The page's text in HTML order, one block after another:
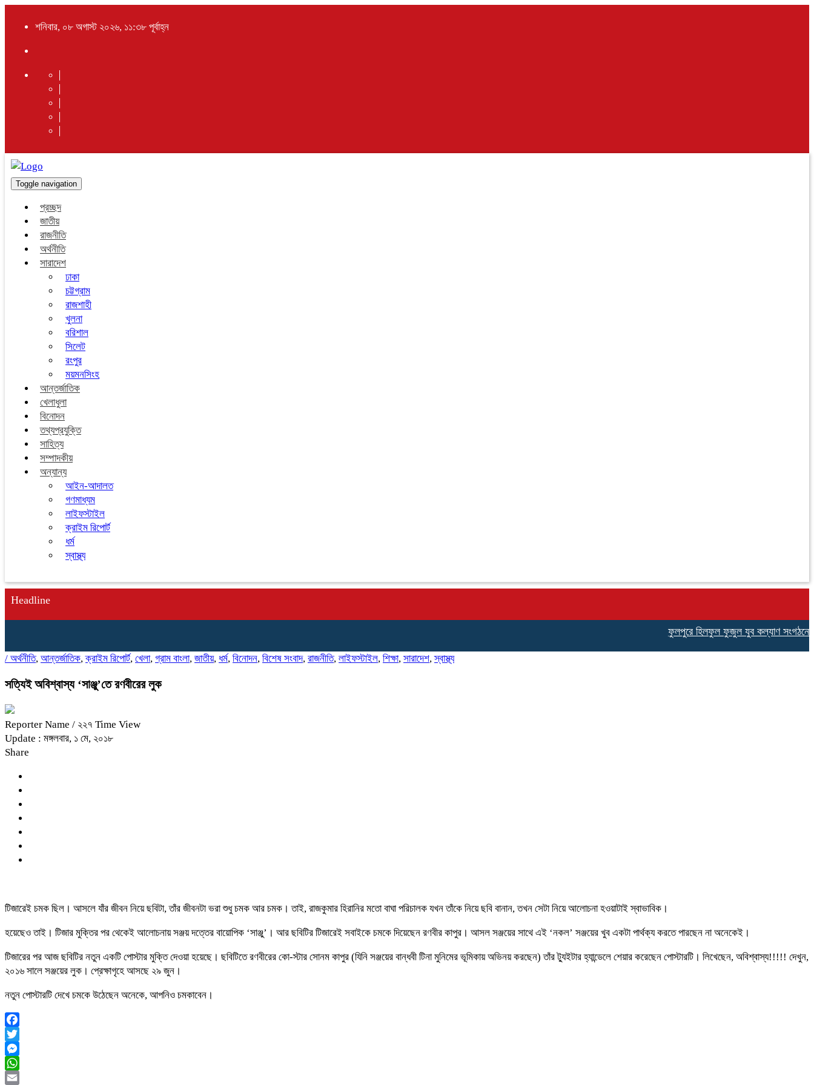
শনিবার, ০৮ অগাস্ট ২০২৬, ১১:৩৮ পূর্বাহ্ন
Toggle navigation
প্রচ্ছদ
জাতীয়
রাজনীতি
অর্থনীতি
সারাদেশ
ঢাকা
চট্টগ্রাম
রাজশাহী
খুলনা
বরিশাল
সিলেট
রংপুর
ময়মনসিংহ
আন্তর্জাতিক
খেলাধুলা
বিনোদন
তথ্যপ্রযুক্তি
সাহিত্য
সম্পাদকীয়
অন্যান্য
আইন-আদালত
গণমাধ্যম
লাইফস্টাইল
ক্রাইম রিপোর্ট
ধর্ম
স্বাস্থ্য
Headline
ফুলপুরে হিলফুল ফুজুল যুব কল্যাণ সংগঠনের
/ অর্থনীতি, আন্তর্জাতিক,ক্রাইম রিপোর্ট, খেলা, গ্রাম বাংলা, জাতীয়, ধর্ম, বিনোদন, বিশেষ সংবাদ, রাজনীতি, লাইফস্টাইল, শিক্ষা, সারাদেশ,স্বাস্থ্য
সত্যিই অবিশ্বাস্য ‘সাঞ্জু’তে রণবীরের লুক
Reporter Name / ২২৭ Time View
Update : মঙ্গলবার, ১ মে, ২০১৮
Share
টিজারেই চমক ছিল। আসলে যাঁর জীবন নিয়ে ছবিটা, তাঁর জীবনটা ভরা শুধু চমক আর চমক। তাই, রাজকুমার হিরানির মতো বাঘা পরিচালক যখন তাঁকে নিয়ে ছবি বানান, তখন সেটা নিয়ে আলোচনা হওয়াটাই স্বাভাবিক।
হয়েছেও তাই। টিজার মুক্তির পর থেকেই আলোচনায় সঞ্জয় দত্তের বায়োপিক ‘সাঞ্জু’। আর ছবিটির টিজারেই সবাইকে চমকে দিয়েছেন রণবীর কাপুর। আসল সঞ্জয়ের সাথে এই ‘নকল’ সঞ্জয়ের খুব একটা পার্থক্য করতে পারছেন না অনেকেই।
টিজারের পর আজ ছবিটির নতুন একটি পোস্টার মুক্তি দেওয়া হয়েছে। ছবিটিতে রণবীরের কো-স্টার সোনম কাপুর (যিনি সঞ্জয়ের বান্ধবী টিনা মুনিমের ভূমিকায় অভিনয় করছেন) তাঁর ট্যুইটার হ্যান্ডেলে শেয়ার করেছেন পোস্টারটি। লিখেছেন, অবিশ্বাস্য!!!!! দেখুন,
২০১৬ সালে সঞ্জয়ের লুক। প্রেক্ষাগৃহে আসছে ২৯ জুন।
নতুন পোস্টারটি দেখে চমকে উঠেছেন অনেকে, আপনিও চমকাবেন।
Facebook
Twitter
Messenger
WhatsApp